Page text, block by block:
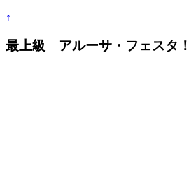
↑
最上級 アルーサ・フェスタ！